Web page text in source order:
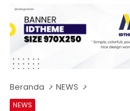
Beranda NEWS
NEWS